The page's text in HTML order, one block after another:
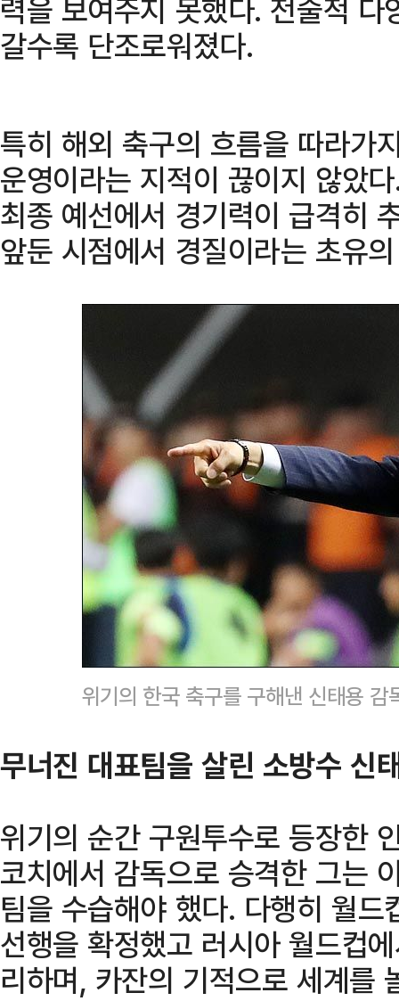
력을 보여주지 못했다. 전술적
갈수록 단조로워졌다.
특히 해외 축구의 흐름을 따라가
운영이라는 지적이 끊이지 않았
최종 예선에서 경기력이 급격히
앞둔 시점에서 경질이라는 초유
위기의 한국 축구를 구해낸 신태용
무너진 대표팀을 살린 소방수 신
위기의 순간 구원투수로 등장한
코치에서 감독으로 승격한 그는
팀을 수습해야 했다. 다행히 월
선행을 확정했고 러시아 월드컵
리하며, 카잔의 기적으로 세계를